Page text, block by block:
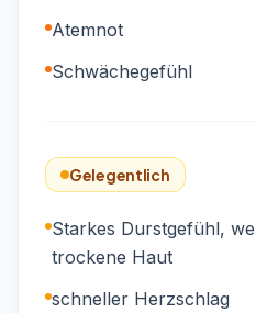
Atemnot
Schwächegefühl
Gelegentlich
Starkes Durstgefühl,
trockene Haut
schneller Herzschlag